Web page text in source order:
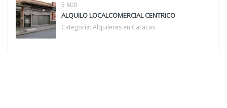
$ 800
ALQUILO LOCALCOMERCIAL CENTRICO
Categoría: Alquileres en Caracas